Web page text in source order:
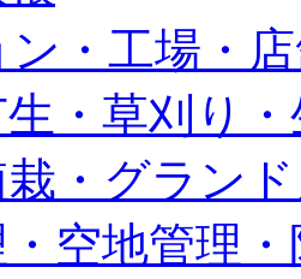
・工場・
・草刈り
・グラン
空地管理